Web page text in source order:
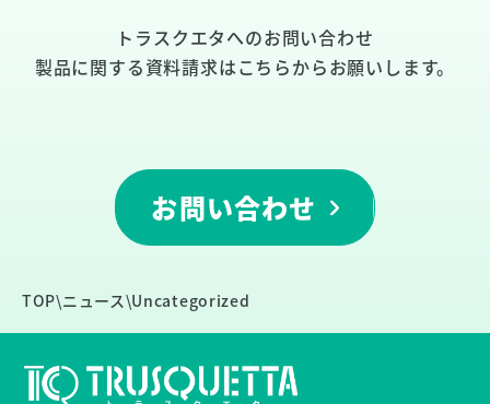
トラスクエタへのお問い合わせ
製品に関する資料請求はこちらからお願いします。
お問い合わせ
TOP\ニュース\Uncategorized